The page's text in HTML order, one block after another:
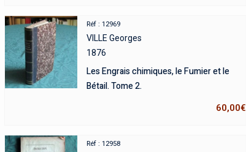
Réf : 12969
VILLE Georges
1876
Les Engrais chimiques, le Fumier et le
Bétail. Tome 2.
60,00€
Réf : 12958